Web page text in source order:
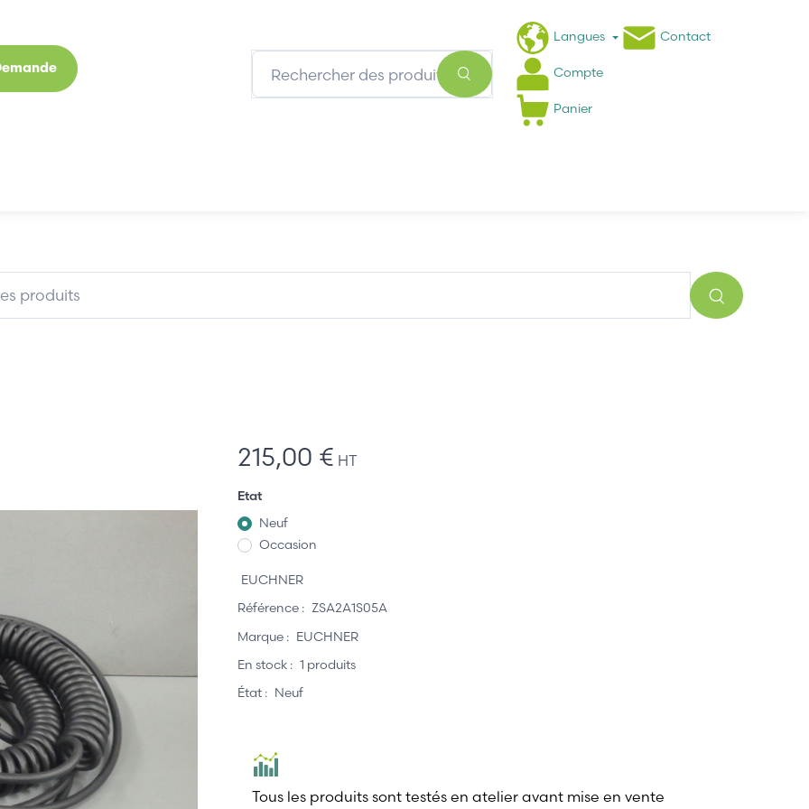
Langues Contact
Compte
Panier
215,00 € HT
Etat
Neuf
Occasion
EUCHNER
Référence : ZSA2A1S05A
Marque : EUCHNER
En stock : 1 produits
État : Neuf
Tous les produits sont testés en atelier avant mise en vente